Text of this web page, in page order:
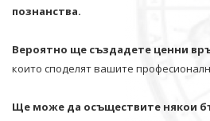
познанства.
Вероятно ще създадете ценни
които споделят вашите
Ще може да осъществите някои